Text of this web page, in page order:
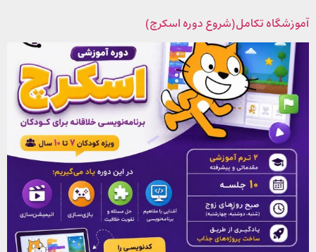
آموزشگاه تکامل(شروع دوره اسکرچ)